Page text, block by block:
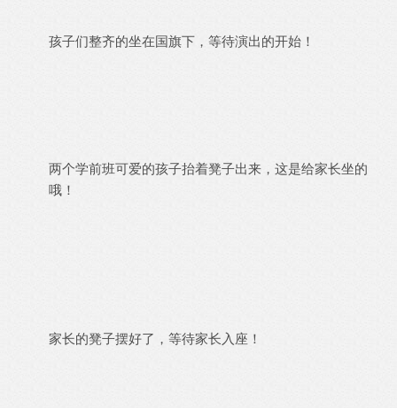
孩子们整齐的坐在国旗下，等待演出的开始！
两个学前班可爱的孩子抬着凳子出来，这是给家长坐的
哦！
家长的凳子摆好了，等待家长入座！